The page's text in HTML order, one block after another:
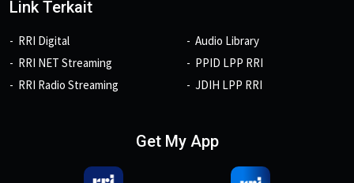
Link Terkait
RRI Digital
RRI NET Streaming
RRI Radio Streaming
Audio Library
PPID LPP RRI
JDIH LPP RRI
Get My App